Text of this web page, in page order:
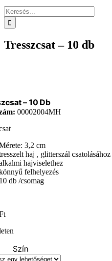
Keresés...
Tresszcsat – 10 db
– 10 Db
00002004MH
3,2 cm
haj , glitterszál csatolásához
hajviselethez
felhelyezés
db /csomag
Szín